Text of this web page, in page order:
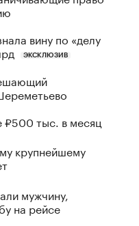
вину по «делу
ЭКСКЛЮЗИВ
₽500 тыс. в месяц
крупнейшему
мужчину,
на рейсе